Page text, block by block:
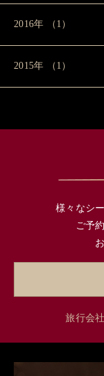
2016年 （1）
2015年 （1）
様々なシ
ご予
旅行会